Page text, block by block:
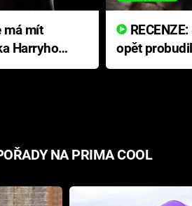
má mít
Harryho
opět
přichází s
NA PRIMA COOL